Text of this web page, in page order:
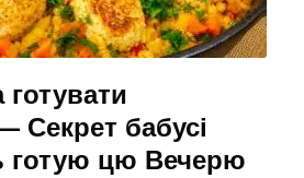
Секрет бабусі
готую цю Вечерю